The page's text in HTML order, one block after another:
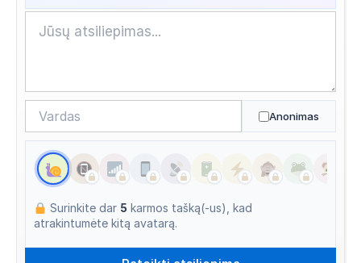
Apsilankyta ataskaitoje 2026/07/15 08:20
Apsilankyta ataskaitoje
Apsilankyta ataskaitoje 2026/07/13 05:39
Apsilankyta ataskaitoje
Apsilankyta ataskaitoje 2026/07/12 21:49
Anonimas
Surinkite dar 5 karmos tašką(-us), kad
atrakintumėte kitą avatarą.